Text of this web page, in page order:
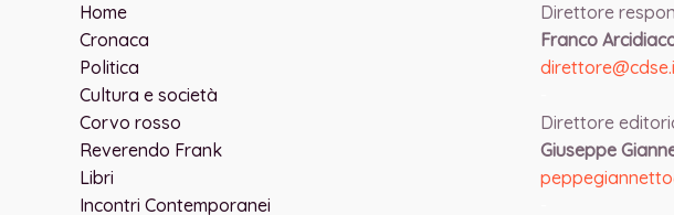
Home
Cronaca
Politica
Cultura e società
Corvo rosso
Reverendo Frank
Libri
Incontri Contemporanei
Direttore
Franco
Direttore
Giuseppe